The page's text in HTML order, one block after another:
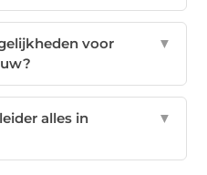
voor
▼
alles in
▼